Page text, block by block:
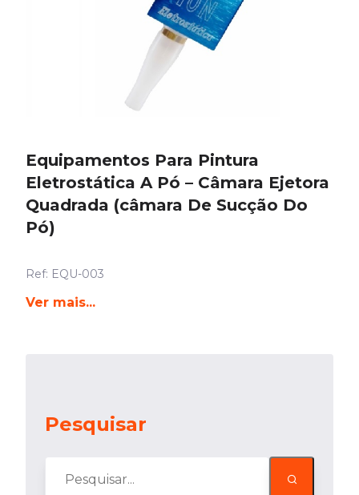
Pesquisar
Equipamentos Para Pintura
Eletrostática A Pó – Câmara Ejetora
Quadrada (câmara De Sucção Do
Pó)
Ref: EQU-003
Ver mais...